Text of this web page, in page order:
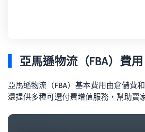
亞馬遜物流（FBA）費用
亞馬遜物流（FBA）基本費用由倉儲費
還提供多種可選付費增值服務，幫助賣